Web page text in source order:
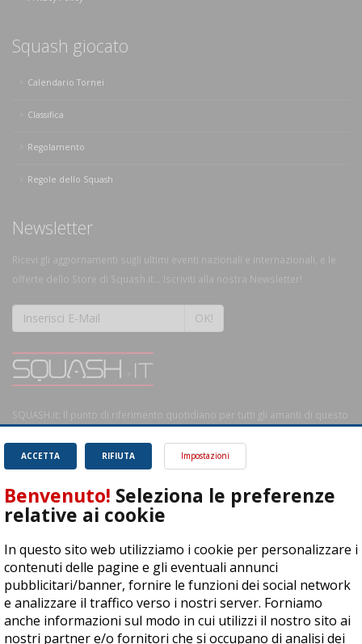
Squash giocato
Calendario Tornei
Classifica
Regolamento
Regole dello Squash
Newsletter
Ricevi gli aggiornamenti sugli ultimi eventi nazionali e internazionali, e le
offerte dello Store di Squash.it... Iscriviti alla nostra Newsletter!
OK!
SQUASH.it: Il punto di riferimento quotidiano per tutti gli amanti di questo
RIFIUTA
ACCETTA Impostazioni
Benvenuto! Seleziona le preferenze
relative ai cookie
In questo sito web utilizziamo i cookie per personalizzare i
contenuti delle pagine e gli eventuali annunci
pubblicitari/banner, fornire le funzioni dei social network
e analizzare il traffico verso i nostri server. Forniamo
anche informazioni sul modo in cui utilizzi il nostro sito ai
nostri partner e/o fornitori che si occupano di analisi dei
04278030988
© Copyright 2015 | All Rights Reserved - Powered byDynDevice
Privacy Policy Cookie Policy Accessibilità Sitemap